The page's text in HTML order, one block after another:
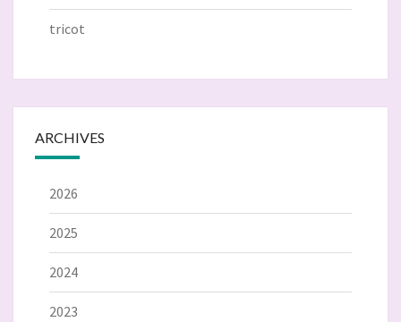
tricot
ARCHIVES
2026
2025
2024
2023